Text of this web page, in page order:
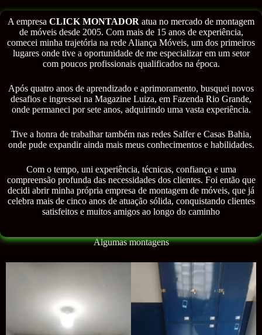
A empresa CLICK MONTADOR atua no mercado de montagem
de móveis desde 2005. Com mais de 15 anos de experiência,
comecei minha trajetória na rede Aliança Móveis, um dos primeiros
lugares onde tive a oportunidade de me especializar em um setor
com poucos profissionais qualificados na época.
Após quatro anos de aprendizado e aprimoramento, busquei novos
desafios e ingressei na Magazine Luiza, em Fazenda Rio Grande,
onde permaneci por sete anos, adquirindo uma vasta experiência.
Tive a honra de trabalhar também nas redes Salfer e Casas Bahia,
onde pude expandir ainda mais meus conhecimentos e habilidades.
Com o tempo, uni experiência, técnicas, confiança e uma
compreensão profunda das necessidades dos clientes. Foi então que
decidi abrir minha própria empresa de montagem de móveis, que já
celebra mais de cinco anos de atuação sólida, conquistando clientes
satisfeitos e muitos amigos ao longo do caminho
Algumas montagens